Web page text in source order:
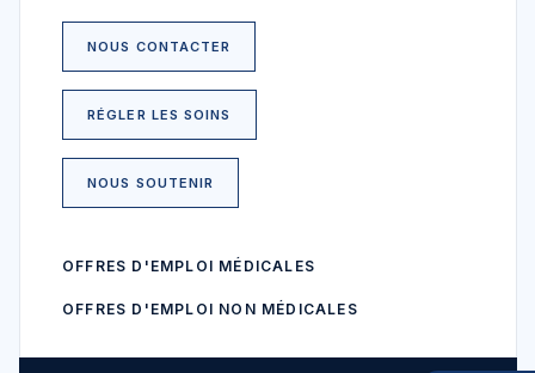
NOUS CONTACTER
RÉGLER LES SOINS
NOUS SOUTENIR
OFFRES D'EMPLOI MÉDICALES
OFFRES D'EMPLOI NON MÉDICALES